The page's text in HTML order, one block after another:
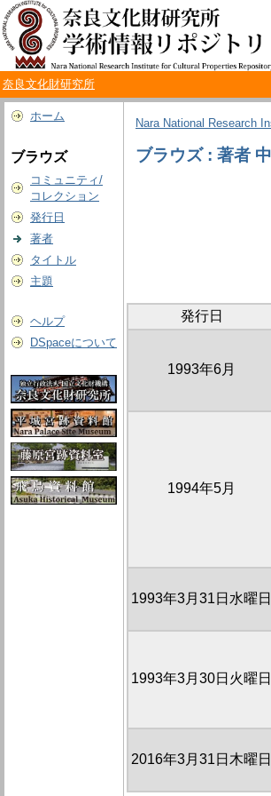
奈良文化財研究所
ホーム
ブラウズ
コミュニティ/
コレクション
発行日
著者
タイトル
主題
ヘルプ
DSpaceについて
Nara National Research
ブラウズ : 著者
発行日
1993年6月
1994年5月
1993年3月31日水曜日
1993年3月30日火曜日
2016年3月31日木曜日